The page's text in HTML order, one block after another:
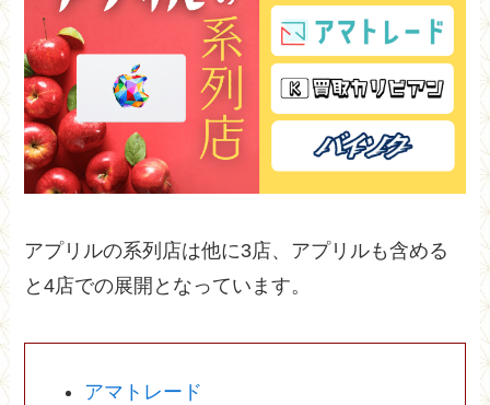
アプリルの系列店は他に3店、アプリルも含める
と4店での展開となっています。
アマトレード